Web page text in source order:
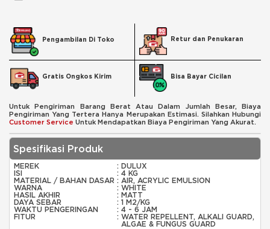
Pengambilan Di Toko Retur dan Penukaran
Gratis Ongkos Kirim Bisa Bayar Cicilan
Untuk Pengiriman Barang Berat Atau Dalam Jumlah Besar, Biaya
Pengiriman Yang Tertera Hanya Merupakan Estimasi. Silahkan Hubungi
Customer Service Untuk Mendapatkan Biaya Pengiriman Yang Akurat.
Spesifikasi Produk
MEREK : DULUX
ISI
: 4 KG
MATERIAL / BAHAN DASAR : AIR, ACRYLIC EMULSION
WARNA
: WHITE
HASIL AKHIR
: MATT
DAYA SEBAR
: 1 M2/KG
WAKTU PENGERINGAN
: 4 - 6 JAM
FITUR
: WATER REPELLENT, ALKALI GUARD,
ALGAE & FUNGUS GUARD